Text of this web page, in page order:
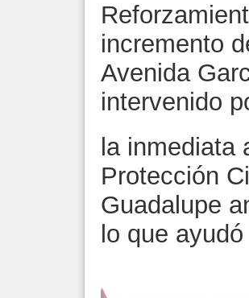
incremento
Avenida
intervenido
la inmediata
Protección
Guadalupe
lo que